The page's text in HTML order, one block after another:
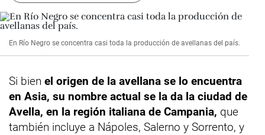
En Río Negro se concentra casi toda la producción de avellanas del país.
Si bien el origen de la avellana se lo encuentra
en Asia, su nombre actual se la da la ciudad de
Avella, en la región italiana de Campania, que
también incluye a Nápoles, Salerno y Sorrento, y